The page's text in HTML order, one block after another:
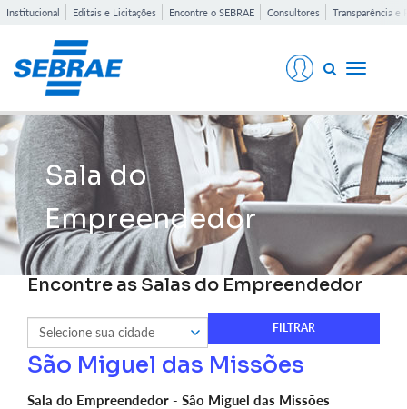
Institucional Editais e Licitações Encontre o SEBRAE Consultores Transparência e
Toggle
Sala do
Empreendedor
Encontre as Salas do Empreendedor
São Miguel das Missões
Sala do Empreendedor - Sâo Miguel das Missões